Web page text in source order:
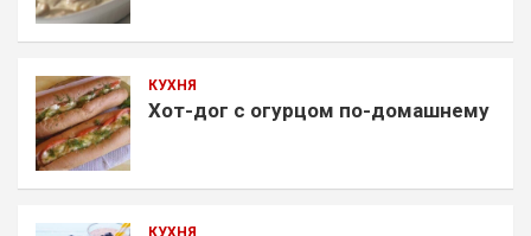
КУХНЯ
Хот-дог с огурцом по-домашнему
КУХНЯ